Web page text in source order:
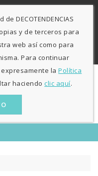
10h30 - 13h
DECOTENDENCIAS
y de terceros para
web así como para
Para continuar
expresamente laPolítica
haciendoclic aquí.